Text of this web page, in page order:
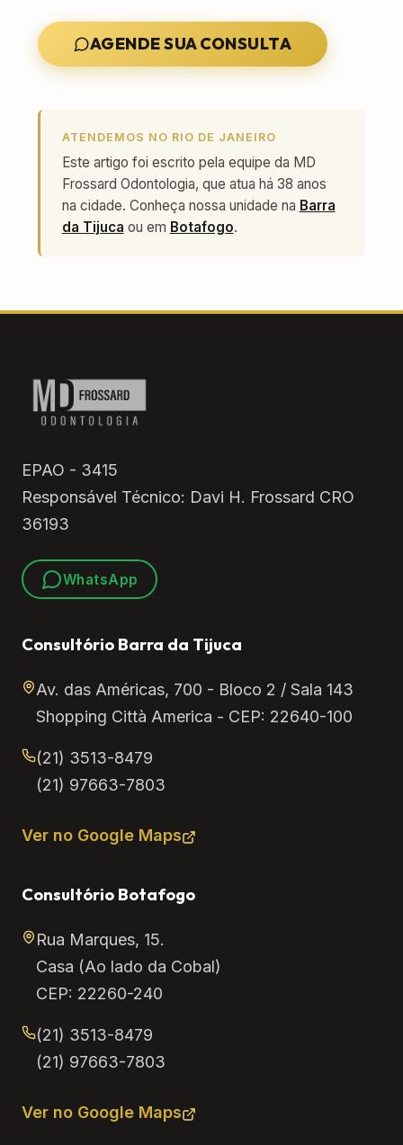
AGENDE SUA CONSULTA
ATENDEMOS NO RIO DE JANEIRO
Este artigo foi escrito pela equipe da MD
Frossard Odontologia, que atua há 38 anos
na cidade. Conheça nossa unidade na Barra
da Tijuca ou em Botafogo.
EPAO - 3415
Responsável Técnico: Davi H. Frossard CRO
36193
WhatsApp
Consultório Barra da Tijuca
Av. das Américas, 700 - Bloco 2 / Sala 143
Shopping Città America - CEP: 22640-100
(21) 3513-8479
(21) 97663-7803
Ver no Google Maps
Consultório Botafogo
Rua Marques, 15.
Casa (Ao lado da Cobal)
CEP: 22260-240
(21) 3513-8479
(21) 97663-7803
Ver no Google Maps